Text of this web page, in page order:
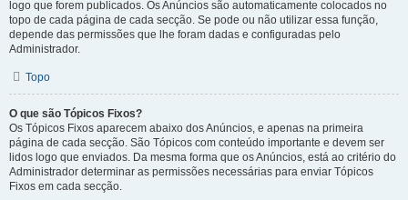
logo que forem publicados. Os Anúncios são automaticamente colocados no
topo de cada página de cada secção. Se pode ou não utilizar essa função,
depende das permissões que lhe foram dadas e configuradas pelo
Administrador.
Topo
O que são Tópicos Fixos?
Os Tópicos Fixos aparecem abaixo dos Anúncios, e apenas na primeira
página de cada secção. São Tópicos com conteúdo importante e devem ser
lidos logo que enviados. Da mesma forma que os Anúncios, está ao critério do
Administrador determinar as permissões necessárias para enviar Tópicos
Fixos em cada secção.